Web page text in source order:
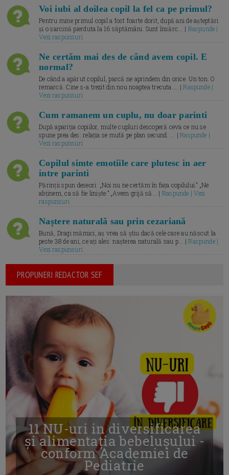
Voi iubi al doilea copil la fel ca pe primul?
Pentru mine primul copil a fost foarte dorit, după ani de așteptări
și o sarcină pierduta la 16 săptămâni. Sunt însărc... | Raspunde |
Vezi raspunsuri
Ne certăm mai des de când avem copil. E
normal?
De când a apărut copilul, parcă ne aprindem din orice. Un ton. O
remarcă. Cine s-a trezit din nou noaptea trecuta.... |Raspunde |
Vezi raspunsuri
Cum ramanem un cuplu, nu doar parinti
După apariția copiilor, multe cupluri descoperă ceva ce nu se
spune prea des: relația se mută pe plan secund. ... |Raspunde |
Vezi raspunsuri
Copilul simte emotiile care plutesc in aer
intre parinti
Părinții spun deseori: „Noi nu ne certăm în fața copilului.” „Ne
abținem, ca să fie liniște.” „Avem grijă să... | Raspunde | Vezi
raspunsuri
Naștere naturală sau prin cezariană
Bună, Dragi mămici, aș vrea să știu dacă cele care au născut la
peste 38 de ani, ce ați ales: nașterea naturală sau p... |Raspunde |
Vezi raspunsuri
PROPUNERI REDACTOR SEF
11 NU-uri in diversificarea
și alimentația bebelușului -
conform Academiei de
Pediatrie